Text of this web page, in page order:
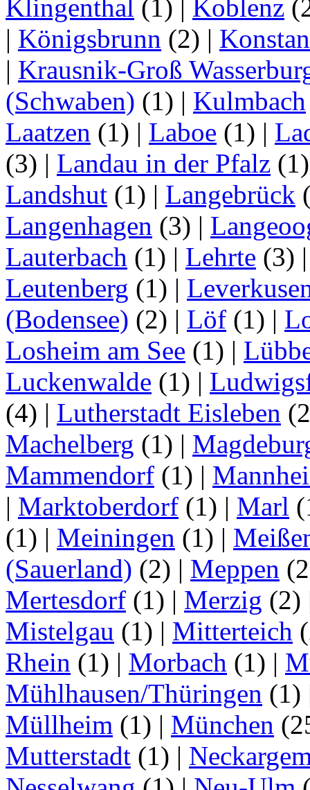
Klingenthal (1) | Koblenz
| Königsbrunn (2) |
| Krausnik-Groß
(Schwaben) (1) | Kulmbach
Laatzen (1) | Laboe (1) |
(3) | Landau in der Pfalz
Landshut (1) | Langebrück
Langenhagen (3) |
Lauterbach (1) | Lehrte (3)
Leutenberg (1) |
(Bodensee) (2) | Löf (1) |
Losheim am See (1) |
Luckenwalde (1) |
(4) | Lutherstadt Eisleben
Machelberg (1) |
Mammendorf (1) |
| Marktoberdorf (1) | Marl
(1) | Meiningen (1) |
(Sauerland) (2) | Meppen
Mertesdorf (1) | Merzig (2)
Mistelgau (1) | Mitterteich
Rhein (1) | Morbach (1) |
Mühlhausen/Thüringen (1)
Müllheim (1) | München
Mutterstadt (1) |